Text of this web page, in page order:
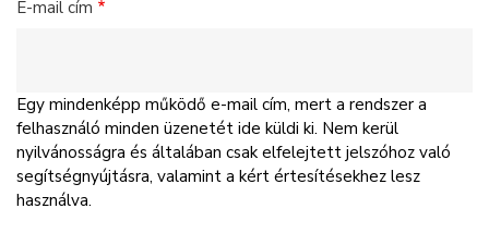
E-mail cím
Egy mindenképp működő e-mail cím, mert a rendszer a
felhasználó minden üzenetét ide küldi ki. Nem kerül
nyilvánosságra és általában csak elfelejtett jelszóhoz való
segítségnyújtásra, valamint a kért értesítésekhez lesz
használva.